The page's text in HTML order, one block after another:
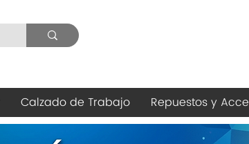
Calzado de Trabajo Repuestos y